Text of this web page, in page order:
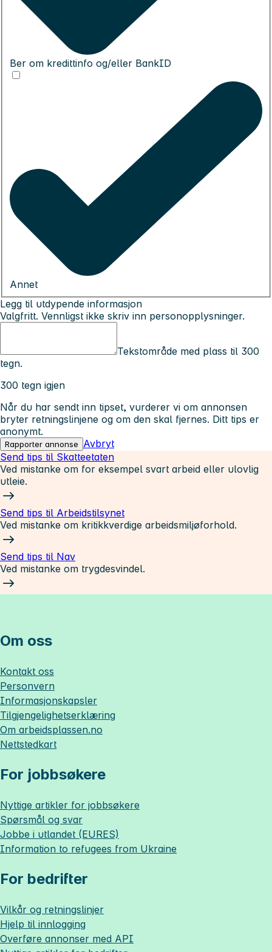
Ber om kredittinfo og/eller BankID
Annet
Legg til utdypende informasjon
Valgfritt. Vennligst ikke skriv inn personopplysninger.
Tekstområde med plass til 300
tegn.
300 tegn igjen
Når du har sendt inn tipset, vurderer vi om annonsen
bryter retningslinjene og om den skal fjernes. Ditt tips er
anonymt.
Rapporter annonse
Avbryt
Send tips til Skatteetaten
Ved mistanke om for eksempel svart arbeid eller ulovlig
utleie.
Send tips til Arbeidstilsynet
Ved mistanke om kritikkverdige arbeidsmiljøforhold.
Send tips til Nav
Ved mistanke om trygdesvindel.
Om oss
Kontakt oss
Personvern
Informasjonskapsler
Tilgjengelighetserklæring
Om arbeidsplassen.no
Nettstedkart
For jobbsøkere
Nyttige artikler for jobbsøkere
Spørsmål og svar
Jobbe i utlandet (EURES)
Information to refugees from Ukraine
For bedrifter
Vilkår og retningslinjer
Hjelp til innlogging
Overføre annonser med API